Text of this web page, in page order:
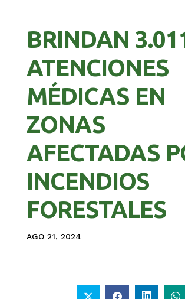
BRINDAN
ATENCIONES
MÉDICAS EN
ZONAS
AFECTADAS
INCENDIOS
FORESTALES
AGO 21, 2024